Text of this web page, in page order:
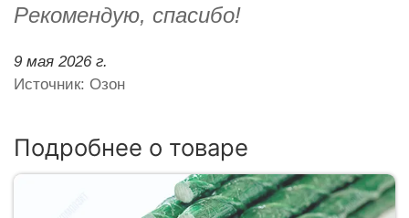
Рекомендую, спасибо!
9 мая 2026 г.
Источник: Озон
Подробнее о товаре